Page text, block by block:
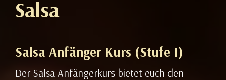
Salsa
Salsa Anfänger Kurs (Stufe I)
Der Salsa Anfängerkurs bietet euch den